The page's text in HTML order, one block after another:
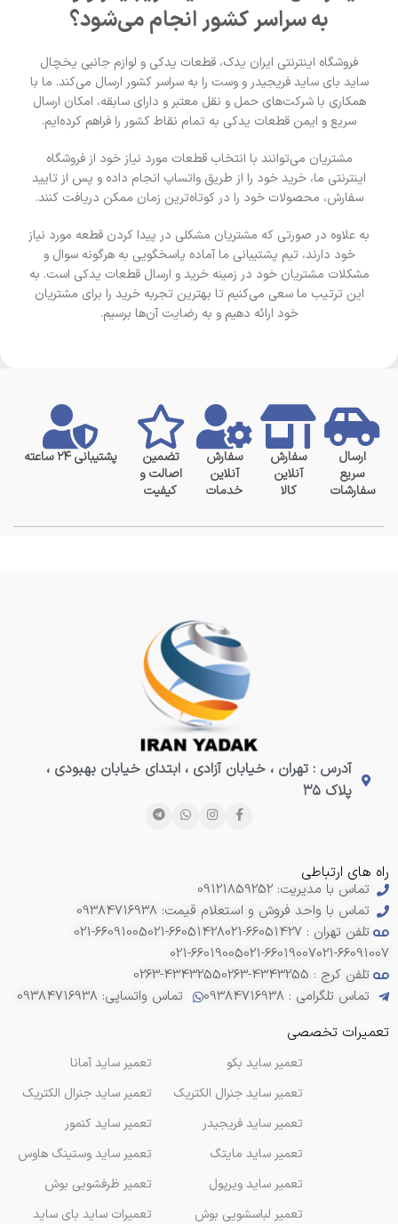
به سراسر کشور انجام می‌شود؟
فروشگاه اینترنتی ایران یدک، قطعات یدکی و لوازم جانبی یخچال
ساید بای ساید فریجیدر و وست را به سراسر کشور ارسال می‌کند. ما با
همکاری با شرکت‌های حمل و نقل معتبر و دارای سابقه، امکان ارسال
سریع و ایمن قطعات یدکی به تمام نقاط کشور را فراهم کرده‌ایم.
مشتریان می‌توانند با انتخاب قطعات مورد نیاز خود از فروشگاه
اینترنتی ما، خرید خود را از طریق واتساپ انجام داده و پس از تایید
سفارش، محصولات خود را در کوتاه‌ترین زمان ممکن دریافت کنند.
به علاوه در صورتی که مشتریان مشکلی در پیدا کردن قطعه مورد نیاز
خود دارند، تیم پشتیبانی ما آماده پاسخگویی به هرگونه سوال و
مشکلات مشتریان خود در زمینه خرید و ارسال قطعات یدکی است. به
این ترتیب ما سعی می‌کنیم تا بهترین تجربه خرید را برای مشتریان
خود ارائه دهیم و به رضایت آن‌ها برسیم.
ارسال
سریع
سفارشات
سفارش
آنلاین
کالا
سفارش
آنلاین
خدمات
تضمین
اصالت و
کیفیت
پشتیبانی ۲۴ ساعته
آدرس : تهران ، خیابان آزادی ، ابتدای خیابان بهبودی ،
پلاک ۳۵
راه های ارتباطی
تماس با مدیریت: 09121859252
تماس با واحد فروش و استعلام قیمت: 09384716938
تلفن تهران : 66051427-021
021-66051428
021-66091005
021-66091007
021-66019007
021-66019005
تلفن کرج : 4343255-0263
0263-4343255
تماس تلگرامی : 09384716938
تماس واتساپی: 09384716938
تعمیرات تخصصی
تعمیر ساید آمانا
تعمیر ساید جنرال الکتریک
تعمیر ساید کنمور
تعمیر ساید وستینگ هاوس
تعمیر ظرفشویی بوش
تعمیرات ساید بای ساید
تعمیر ساید بکو
تعمیر ساید جنرال الکتریک
تعمیر ساید فریجیدر
تعمیر ساید مایتگ
تعمیر ساید ویرپول
تعمیر لباسشویی بوش